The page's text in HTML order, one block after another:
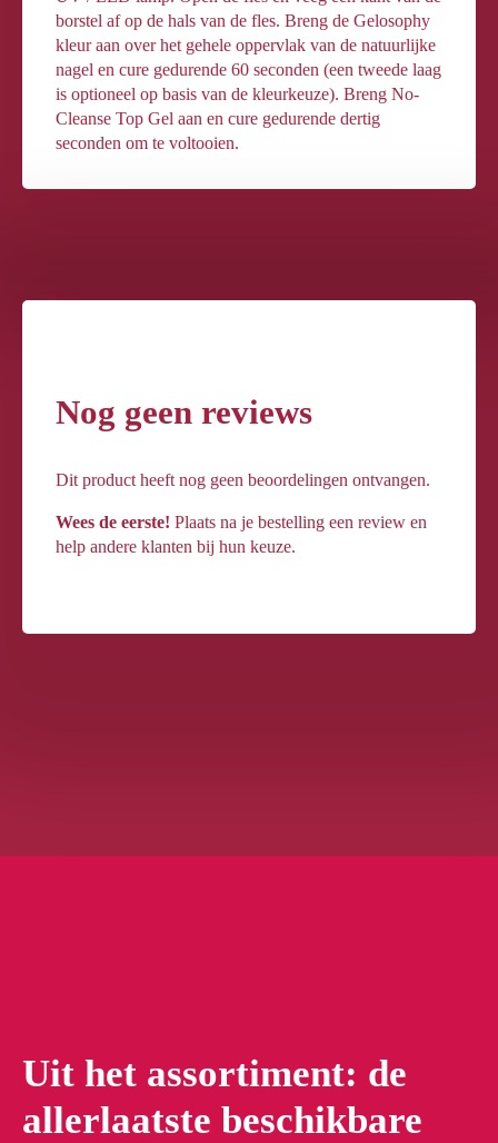
borstel af op de hals van de fles. Breng de Gelosophy
kleur aan over het gehele oppervlak van de natuurlijke
nagel en cure gedurende 60 seconden (een tweede laag
is optioneel op basis van de kleurkeuze). Breng No-
Cleanse Top Gel aan en cure gedurende dertig
seconden om te voltooien.
Nog geen reviews
Dit product heeft nog geen beoordelingen ontvangen.
Wees de eerste! Plaats na je bestelling een review en
help andere klanten bij hun keuze.
Uit het assortiment: de
allerlaatste beschikbare